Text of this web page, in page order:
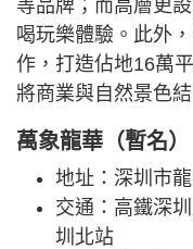
等品牌；而高層更
喝玩樂體驗。此外
作，打造佔地16萬
將商業與自然景色結
萬象龍華（暫名）
地址：深圳市
交通：高鐵深
圳北站